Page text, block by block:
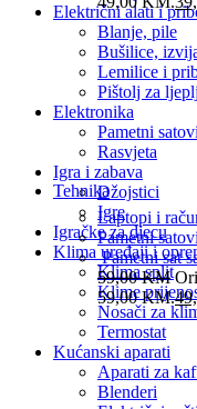
Električni alati i
Blanje, pile
Bušilice,
Lemilice i
Pištolj za
Elektronika
Pametni satovi
Rasvjeta
Igra i zabava
Džojstici
Igre
Igračke za djecu
Klima uređaji i
Klima split
Klime
Nosači za
Termostat
Kućanski aparati
Aparati za
Blenderi
Tehnika
Laptopi i
Pametni satovi
Pametni sat
59,00KM
59,00 KM.